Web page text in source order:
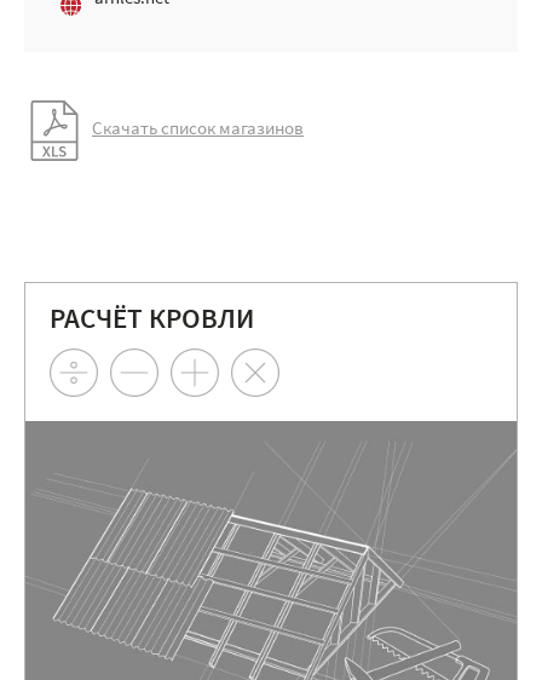
Скачать список магазинов
РАСЧЁТ КРОВЛИ